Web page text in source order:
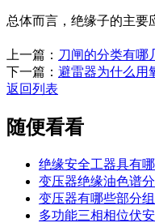
总体而言，绝缘子的主要
上一篇： 刀闸的分类有哪
下一篇： 避雷器为什么用
返回列表
随便看看
绝缘安全工器具有哪
变压器绝缘油色谱
变压器有哪些部分
多功能三相相位伏